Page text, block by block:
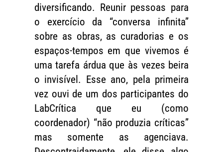
diversificando. Reunir pessoas para
o exercício da “conversa infinita”
sobre as obras, as curadorias e os
espaços-tempos em que vivemos é
uma tarefa árdua que às vezes beira
o invisível. Esse ano, pela primeira
vez ouvi de um dos participantes do
LabCrítica que eu (como
coordenador) “não produzia críticas”
mas somente as agenciava.